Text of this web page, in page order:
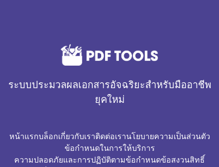
ระบบประมวลผลเอกสารอัจฉริยะสำหรับมืออาชีพ
ยุคใหม่
หน้าแรกบล็อกเกี่ยวกับเราติดต่อเรานโยบายความเป็นส่วนตัว
ข้อกำหนดในการให้บริการ
ความปลอดภัยและการปฏิบัติตามข้อกำหนดข้อสงวนสิทธิ์